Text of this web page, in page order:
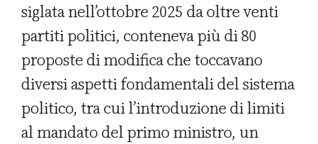
siglata nell’ottobre 2025 da oltre venti
partiti politici, conteneva più di 80
proposte di modifica che toccavano
diversi aspetti fondamentali del sistema
politico, tra cui l’introduzione di limiti
al mandato del primo ministro, un